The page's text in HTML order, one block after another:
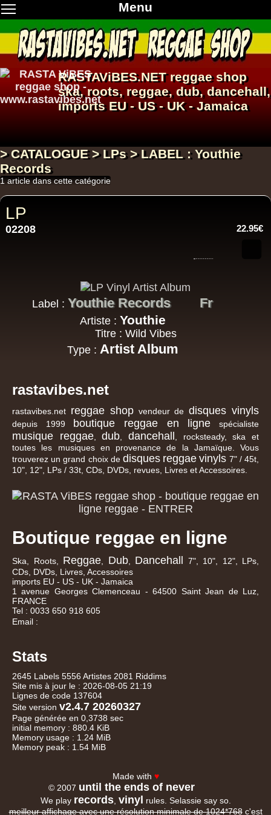
Menu
RASTAViBES.NETreggae shop
ska, roots, reggae,dub,dancehall,
imports EU - US - UK - Jamaica
> CATALOGUE > LPs > LABEL : Youthie
Records
1 article dans cette catégorie
LP
02208 22.95€
Label : Youthie Records Fr
Artiste : Youthie
Titre : Wild Vibes
Type : Artist Album
rastavibes.net
rastavibes.net reggae shopvendeur dedisques vinyls
depuis 1999 boutique reggae en ligne spécialiste
musique reggae,dub ,dancehall
, rocksteady, ska et
toutes les musiques en provenance de la Jamaïque. Vous
trouverez un grand choix de disques reggae vinyls 7" / 45t,
10", 12", LPs / 33t, CDs, DVDs, revues, Livres et Accessoires.
Boutique reggae en ligne
Ska, Roots, Reggae Dub, Dancehall
7", 10", 12", LPs,
CDs, DVDs, Livres, Accessoires
imports EU - US - UK - Jamaica
1 avenue Georges Clemenceau - 64500 Saint Jean de Luz,
FRANCE
Tel : 0033 650 918 605
Email :
Stats
2645 Labels 5556 Artistes 2081 Riddims
Site mis à jour le : 2026-08-05 21:19
Lignes de code 137604
Site version v2.4.7 20260327
Page générée en 0,3738 sec
initial memory : 880.4 KiB
Memory usage : 1.24 MiB
Memory peak : 1.54 MiB
Made with ♥
© 2007 until the ends of never
We play records, vinyl
rules. Selassie say so.
meilleur affichage avec une résolution minimale de 1024*768c'est